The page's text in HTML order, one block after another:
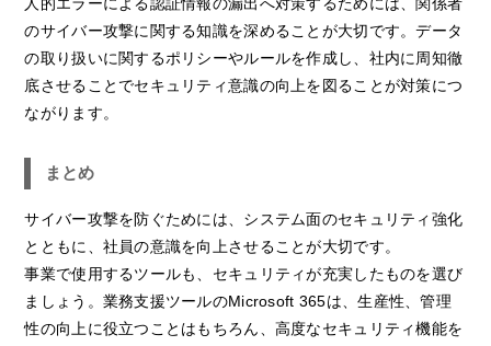
人的エラーによる認証情報の漏出へ対策するためには、関係者
のサイバー攻撃に関する知識を深めることが大切です。データ
の取り扱いに関するポリシーやルールを作成し、社内に周知徹
底させることでセキュリティ意識の向上を図ることが対策につ
ながります。
まとめ
サイバー攻撃を防ぐためには、システム面のセキュリティ強化
とともに、社員の意識を向上させることが大切です。
事業で使用するツールも、セキュリティが充実したものを選び
ましょう。業務支援ツールのMicrosoft 365は、生産性、管理
性の向上に役立つことはもちろん、高度なセキュリティ機能を